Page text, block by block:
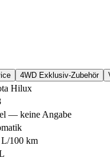
4WD Exklusiv-Zubehör
Hilux
— keine Angabe
L/100 km